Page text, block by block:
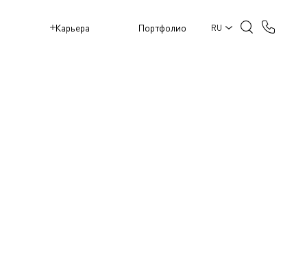
Карьера Портфолио RU